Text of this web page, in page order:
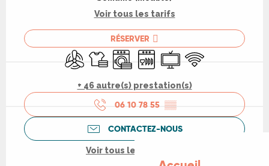
Voir tous les tarifs
RÉSERVER
Air conditionné
Draps et linge
Lave lingeLave vaisselle
Télévision
WiFi
+ 46 autre(s) prestation(s)
06 10 78 55 ▒▒
CONTACTEZ-NOUS
Voir tous les contacts